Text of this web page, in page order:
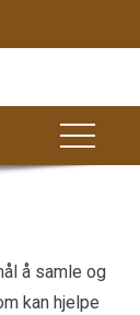
å samle og
kan hjelpe